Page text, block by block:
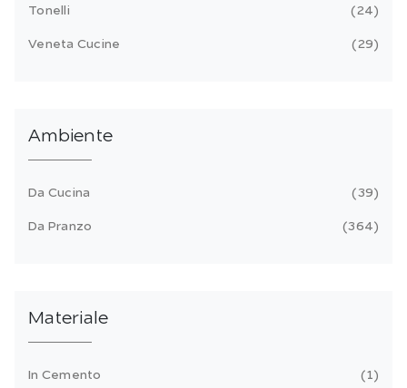
Tonelli 24
Veneta Cucine 29
Ambiente
Da Cucina 39
Da Pranzo 364
Materiale
In Cemento 1